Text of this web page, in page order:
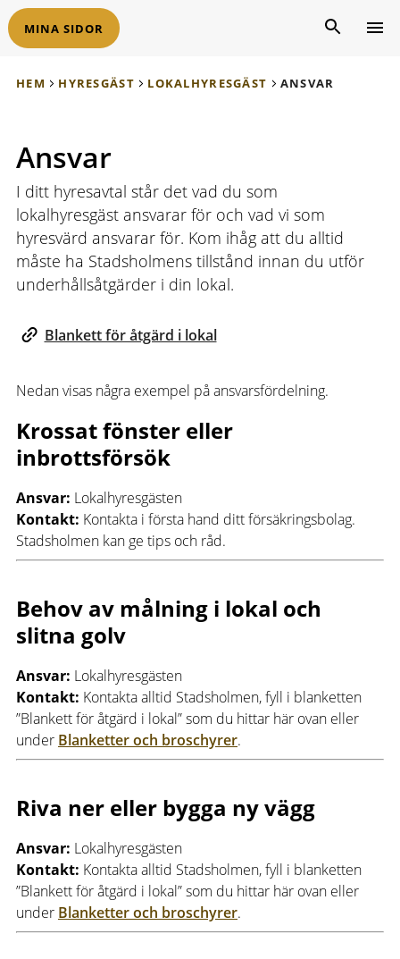
MINA SIDOR
HEM HYRESGÄST LOKALHYRESGÄST ANSVAR
Ansvar
I ditt hyresavtal står det vad du som
lokalhyresgäst ansvarar för och vad vi som
hyresvärd ansvarar för. Kom ihåg att du alltid
måste ha Stadsholmens tillstånd innan du utför
underhållsåtgärder i din lokal.
Blankett för åtgärd i lokal
Nedan visas några exempel på ansvarsfördelning.
Krossat fönster eller
inbrottsförsök
Ansvar: Lokalhyresgästen
Kontakt: Kontakta i första hand ditt försäkringsbolag.
Stadsholmen kan ge tips och råd.
Behov av målning i lokal och
slitna golv
Ansvar: Lokalhyresgästen
Kontakt: Kontakta alltid Stadsholmen, fyll i blanketten
”Blankett för åtgärd i lokal” som du hittar här ovan eller
under Blanketter och broschyrer.
Riva ner eller bygga ny vägg
Ansvar: Lokalhyresgästen
Kontakt: Kontakta alltid Stadsholmen, fyll i blanketten
”Blankett för åtgärd i lokal” som du hittar här ovan eller
under Blanketter och broschyrer.